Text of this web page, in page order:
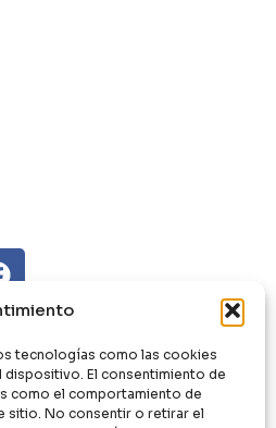
tecnologías como las cookies
dispositivo. El consentimiento de
como el comportamiento de
sitio. No consentir o retirar el